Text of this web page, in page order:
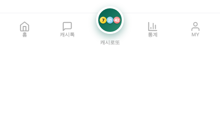
홈 캐시톡
7 21 42
캐시로또
통계 MY